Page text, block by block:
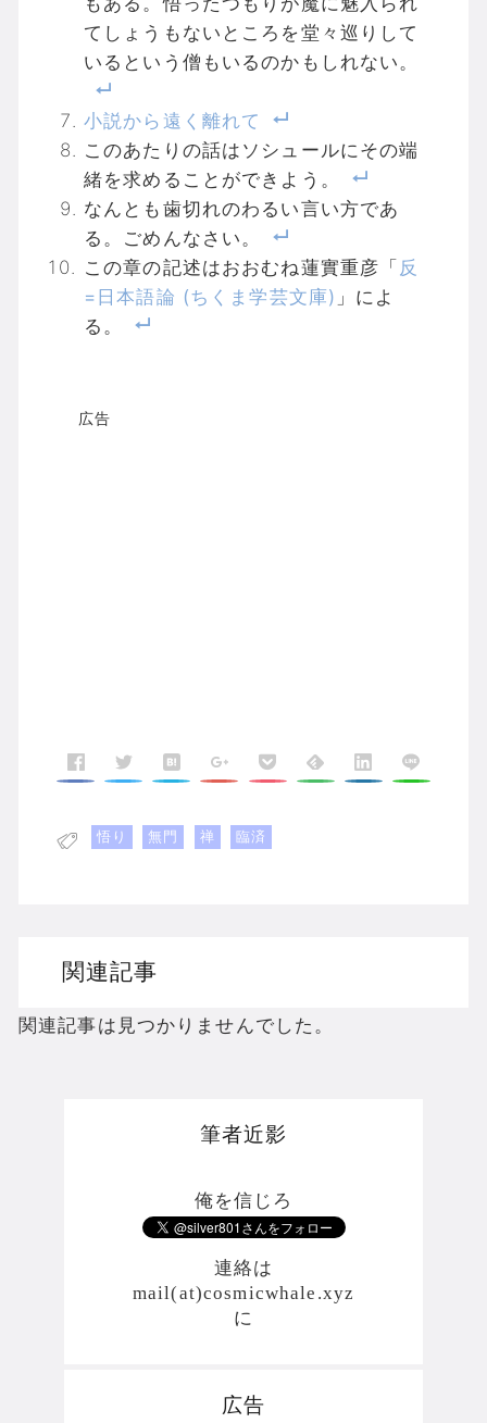
ウ
開
ま
)
い
(
新
し
い
ウ
ド
ウ
で
開
き
ま
す
)
てしょうもないところを堂々巡りして
いるという僧もいるのかもしれない。
小説から遠く離れて
このあたりの話はソシュールにその端
緒を求めることができよう。
なんとも歯切れのわるい言い方であ
る。ごめんなさい。
この章の記述はおおむね蓮實重彦「 反
=日本語論 (ちくま学芸文庫) 」によ
る。
広告
悟り 無門 禅 臨済
関連記事
関連記事は見つかりませんでした。
筆者近影
俺を信じろ
連絡は
mail(at)cosmicwhale.xyz
に
広告